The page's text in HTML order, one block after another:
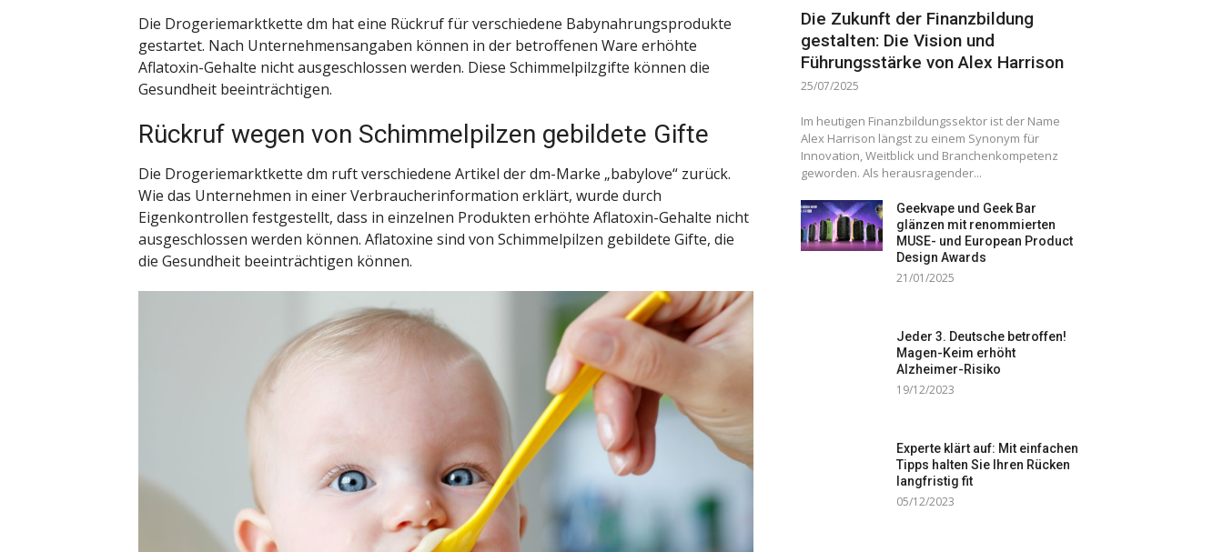
Die Drogeriemarktkette dm hat eine Rückruf für verschiedene Babynahrungsprodukte
gestartet. Nach Unternehmensangaben können in der betroffenen Ware erhöhte
Aflatoxin-Gehalte nicht ausgeschlossen werden. Diese Schimmelpilzgifte können die
Gesundheit beeinträchtigen.
Rückruf wegen von Schimmelpilzen gebildete Gifte
Die Drogeriemarktkette dm ruft verschiedene Artikel der dm-Marke „babylove“ zurück.
Wie das Unternehmen in einer Verbraucherinformation erklärt, wurde durch
Eigenkontrollen festgestellt, dass in einzelnen Produkten erhöhte Aflatoxin-Gehalte nicht
ausgeschlossen werden können. Aflatoxine sind von Schimmelpilzen gebildete Gifte, die
die Gesundheit beeinträchtigen können.
Die Zukunft der Finanzbildung
gestalten: Die Vision und
Führungsstärke von Alex Harrison
25/07/2025
Im heutigen Finanzbildungssektor ist der Name
Alex Harrison längst zu einem Synonym für
Innovation, Weitblick und Branchenkompetenz
geworden. Als herausragender...
Geekvape und Geek Bar
glänzen mit renommierten
MUSE- und European Product
Design Awards
21/01/2025
Jeder 3. Deutsche betroffen!
Magen-Keim erhöht
Alzheimer-Risiko
19/12/2023
Experte klärt auf: Mit einfachen
Tipps halten Sie Ihren Rücken
langfristig fit
05/12/2023